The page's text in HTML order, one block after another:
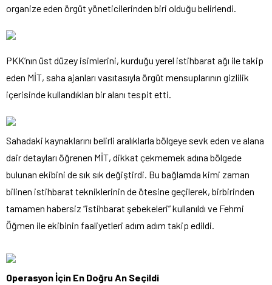
organize eden örgüt yöneticilerinden biri olduğu belirlendi.
PKK’nın üst düzey isimlerini, kurduğu yerel istihbarat ağı ile takip
eden MİT, saha ajanları vasıtasıyla örgüt mensuplarının gizlilik
içerisinde kullandıkları bir alanı tespit etti.
Sahadaki kaynaklarını belirli aralıklarla bölgeye sevk eden ve alana
dair detayları öğrenen MİT, dikkat çekmemek adına bölgede
bulunan ekibini de sık sık değiştirdi. Bu bağlamda kimi zaman
bilinen istihbarat tekniklerinin de ötesine geçilerek, birbirinden
tamamen habersiz “istihbarat şebekeleri” kullanıldı ve Fehmi
Öğmen ile ekibinin faaliyetleri adım adım takip edildi.
Operasyon İçin En Doğru An Seçildi